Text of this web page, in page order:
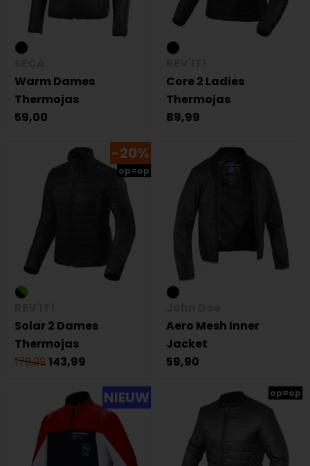
Warm Dames
Thermojas
59,00
Core 2 Ladies
Thermojas
89,99
-20%
op=op
Solar 2 Dames
Thermojas
179,99 143,99
Aero Mesh Inner
Jacket
59,90
NIEUW op=op